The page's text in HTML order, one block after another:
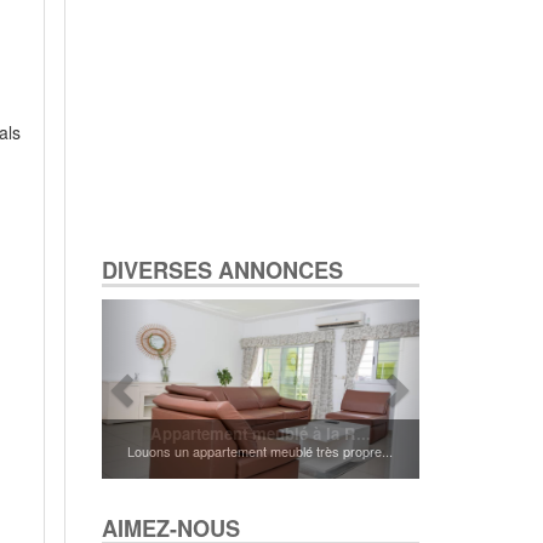
DIVERSES ANNONCES
Appartement meublé à la R...
Louons un appartement meublé très propre...
AIMEZ-NOUS